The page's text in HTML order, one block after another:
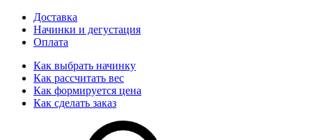
Доставка
Начинки и дегустация
Оплата
Как выбрать начинку
Как рассчитать вес
Как формируется цена
Как сделать заказ